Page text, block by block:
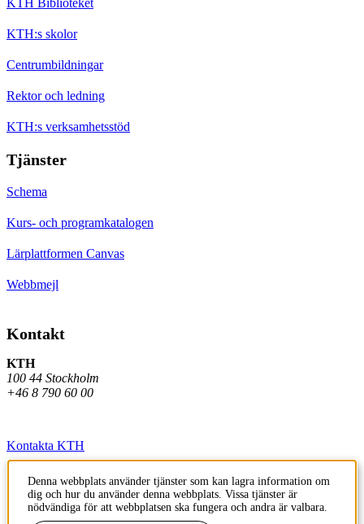
KTH:s skolor
Centrumbildningar
Rektor och ledning
KTH:s verksamhetsstöd
Tjänster
Schema
Kurs- och programkatalogen
Lärplattformen Canvas
Webbmejl
Kontakt
KTH
100 44 Stockholm
+46 8 790 60 00
Kontakta KTH
Jobba på KTH
Press och media
Denna webbplats använder tjänster som kan lagra information om
dig och hur du använder denna webbplats. Vissa tjänster är
nödvändiga för att webbplatsen ska fungera och andra är valbara.